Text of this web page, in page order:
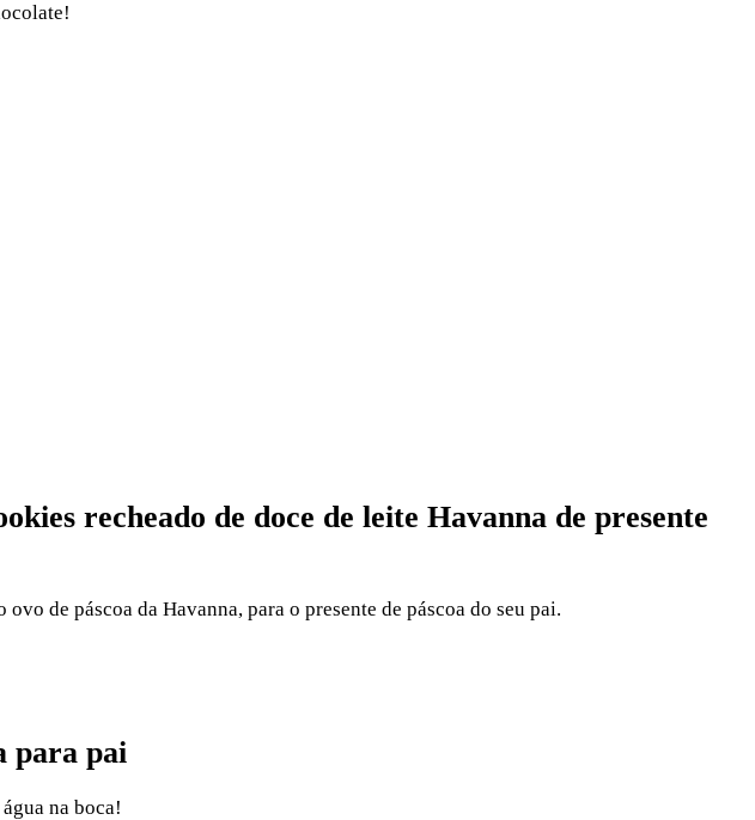
recheado de doce de leite Havanna de presente
de páscoa da Havanna, para o presente de páscoa do seu pai.
para pai
na boca!